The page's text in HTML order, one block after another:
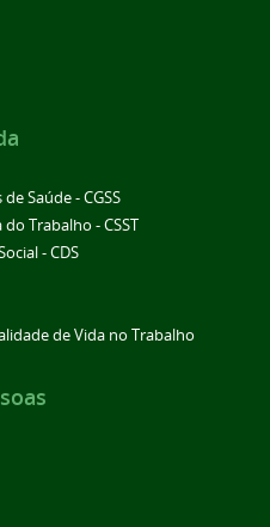
Saúde - CGSS
Trabalho - CSST
- CDS
de Vida no Trabalho